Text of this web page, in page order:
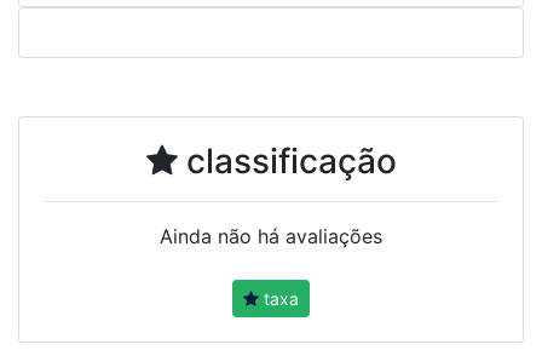
classificação
Ainda não há avaliações
taxa